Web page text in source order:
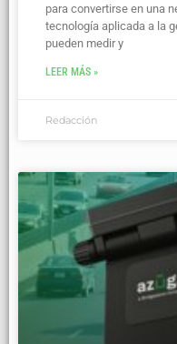
para convertirse en una
tecnología aplicada a la
pueden medir y
LEER MÁS »
Redacción